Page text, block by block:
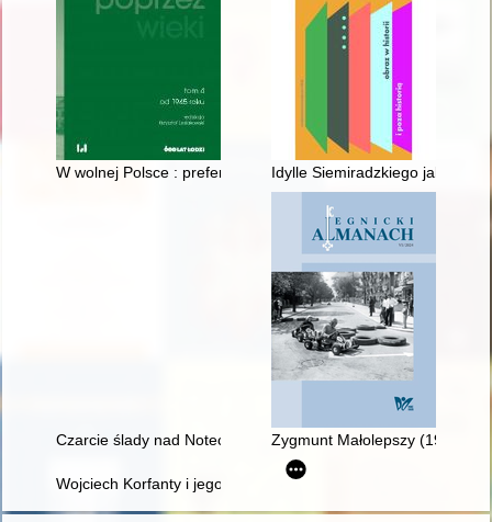
W wolnej Polsce : preferencje wyborcze łodzian 1990-2024
Idylle Siemiradzkiego jako
Czarcie ślady nad Notecią : legendy Krajny Nadnoteckiej
Zygmunt Małolepszy (1933-
Wojciech Korfanty i jego Śląsk w relacjach i świadomości